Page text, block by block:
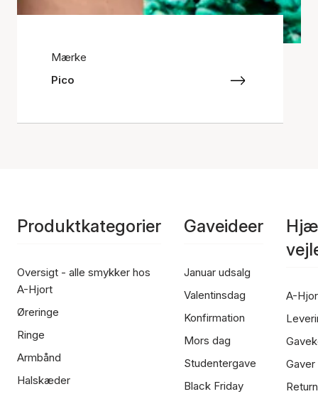
Mærke
Pico
Produktkategorier
Oversigt - alle smykker hos
A-Hjort
Øreringe
Ringe
Armbånd
Halskæder
Gaveideer
Januar udsalg
Valentinsdag
Konfirmation
Mors dag
Studentergave
Black Friday
A-